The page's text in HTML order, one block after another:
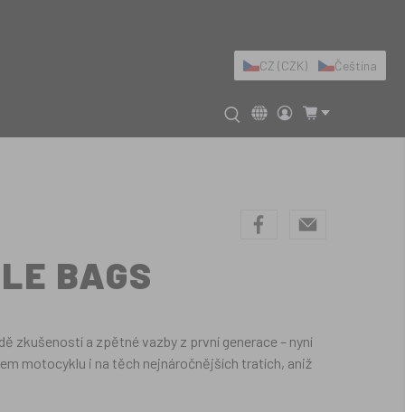
BAGS
zkušeností a zpětné vazby z první generace – nyní
motocyklu i na těch nejnáročnějších tratích, aniž
CZ (CZK) Čeština